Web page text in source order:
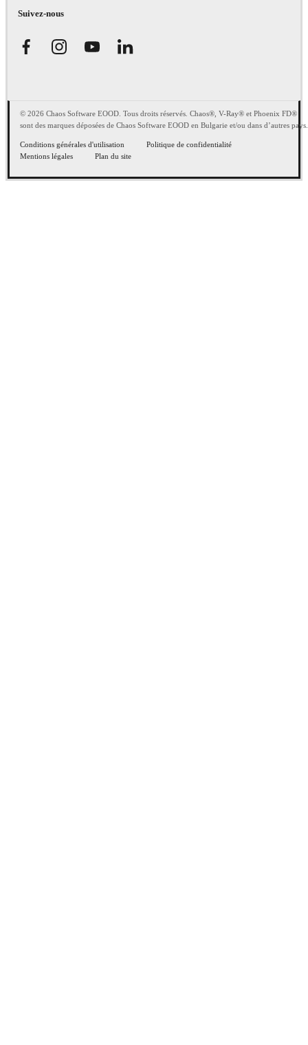
Suivez-nous
© 2026 Chaos Software EOOD. Tous droits réservés. Chaos®, V-Ray® et Phoenix FD®
sont des marques déposées de Chaos Software EOOD en Bulgarie et/ou dans d’autres pays.
Conditions générales d'utilisation
Politique de confidentialité
Mentions légales
Plan du site